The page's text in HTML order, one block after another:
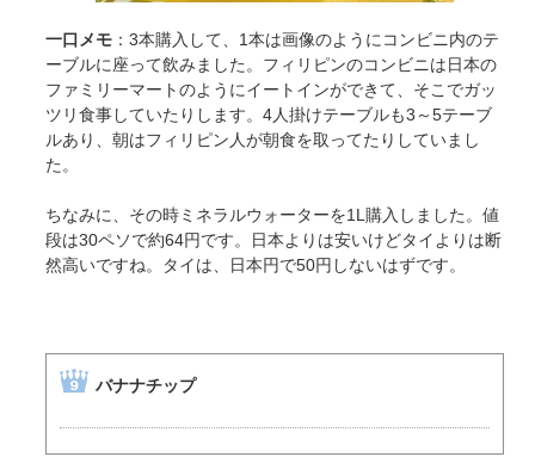
一口メモ ：3本購入して、1本は画像のようにコンビニ内のテ
ーブルに座って飲みました。フィリピンのコンビニは日本の
ファミリーマートのようにイートインができて、そこでガッ
ツリ食事していたりします。4人掛けテーブルも3～5テーブ
ルあり、朝はフィリピン人が朝食を取ってたりしていまし
た。
ちなみに、その時ミネラルウォーターを1L購入しました。値
段は30ペソで約64円です。日本よりは安いけどタイよりは断
然高いですね。タイは、日本円で50円しないはずです。
バナナチップ